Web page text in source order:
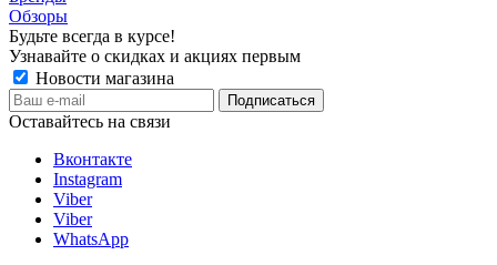
Обзоры
Будьте всегда в курсе!
Узнавайте о скидках и акциях первым
Новости магазина
Оставайтесь на связи
Вконтакте
Instagram
Viber
Viber
WhatsApp